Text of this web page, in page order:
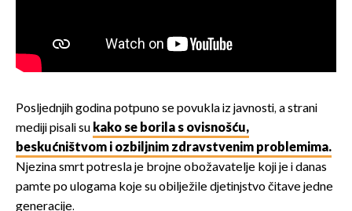
Posljednjih godina potpuno se povukla iz javnosti, a strani
mediji pisali su kako se borila s ovisnošću,
beskućništvom i ozbiljnim zdravstvenim problemima.
Njezina smrt potresla je brojne obožavatelje koji je i danas
pamte po ulogama koje su obilježile djetinjstvo čitave jedne
generacije.